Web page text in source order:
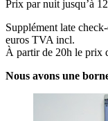
Prix par nuit jusqu’à
Supplément late
euros TVA incl.
À partir de 20h le prix
Nous avons une